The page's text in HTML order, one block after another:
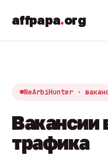
affpapa.org
NeArbiHunter ·
Вакансии
трафика